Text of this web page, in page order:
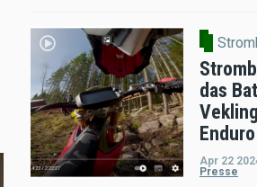
das
Enduro
Apr 22
Presse